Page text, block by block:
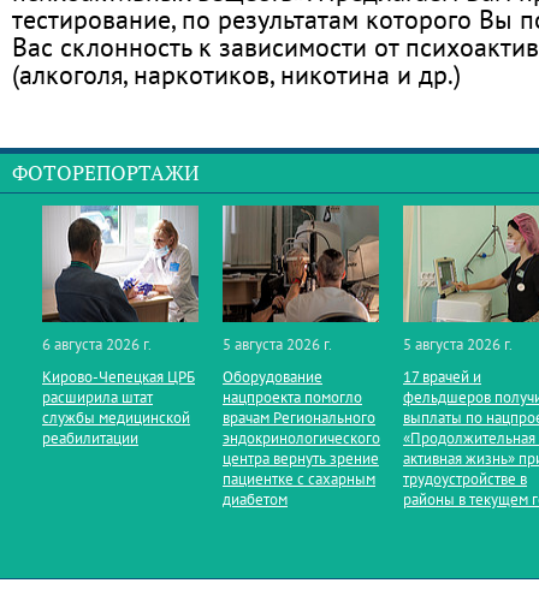
тестирование, по результатам которого Вы
Вас склонность к зависимости от
(алкоголя, наркотиков, никотина и др.)
ФОТОРЕПОРТАЖИ
6 августа 2026 г.
Кирово‑Чепецкая ЦРБ
расширила штат
службы медицинской
реабилитации
5 августа 2026 г.
Оборудование
нацпроекта помогло
врачам Регионального
эндокринологического
центра вернуть зрение
пациентке с сахарным
диабетом
5 августа 2026 г.
17 врачей и
фельдшеров
выплаты по
«Продолжительная
активная жизнь»
трудоустройстве в
районы в текущем